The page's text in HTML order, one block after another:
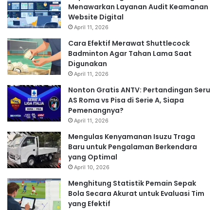
Menawarkan Layanan Audit Keamanan
Website Digital
April 11, 2026
Cara Efektif Merawat Shuttlecock
Badminton Agar Tahan Lama Saat
Digunakan
April 11, 2026
Nonton Gratis ANTV: Pertandingan Seru
AS Roma vs Pisa di Serie A, Siapa
Pemenangnya?
April 11, 2026
Mengulas Kenyamanan Isuzu Traga
Baru untuk Pengalaman Berkendara
yang Optimal
April 10, 2026
Menghitung Statistik Pemain Sepak
Bola Secara Akurat untuk Evaluasi Tim
yang Efektif